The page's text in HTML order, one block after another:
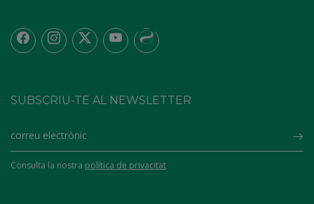
SUBSCRIU-TE AL NEWSLETTER
Consulta la nostra política de privacitat